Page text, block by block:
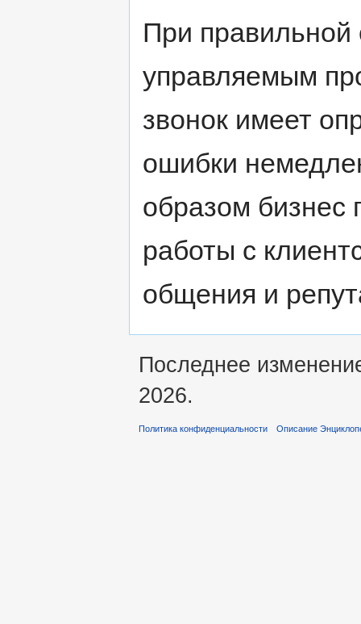
При правильной
управляемым
звонок имеет
ошибки
образом бизнес
работы с
общения и
Последнее
2026.
Политика конфиденциальности Описание